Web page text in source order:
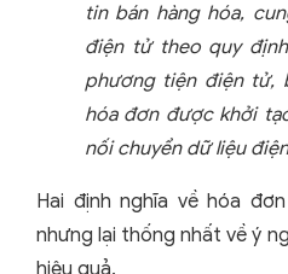
tin bán hàng hóa,
điện tử theo quy
phương tiện điện tử,
hóa đơn được khởi
nối chuyển dữ liệu
Hai định nghĩa về hóa
nhưng lại thống nhất về ý